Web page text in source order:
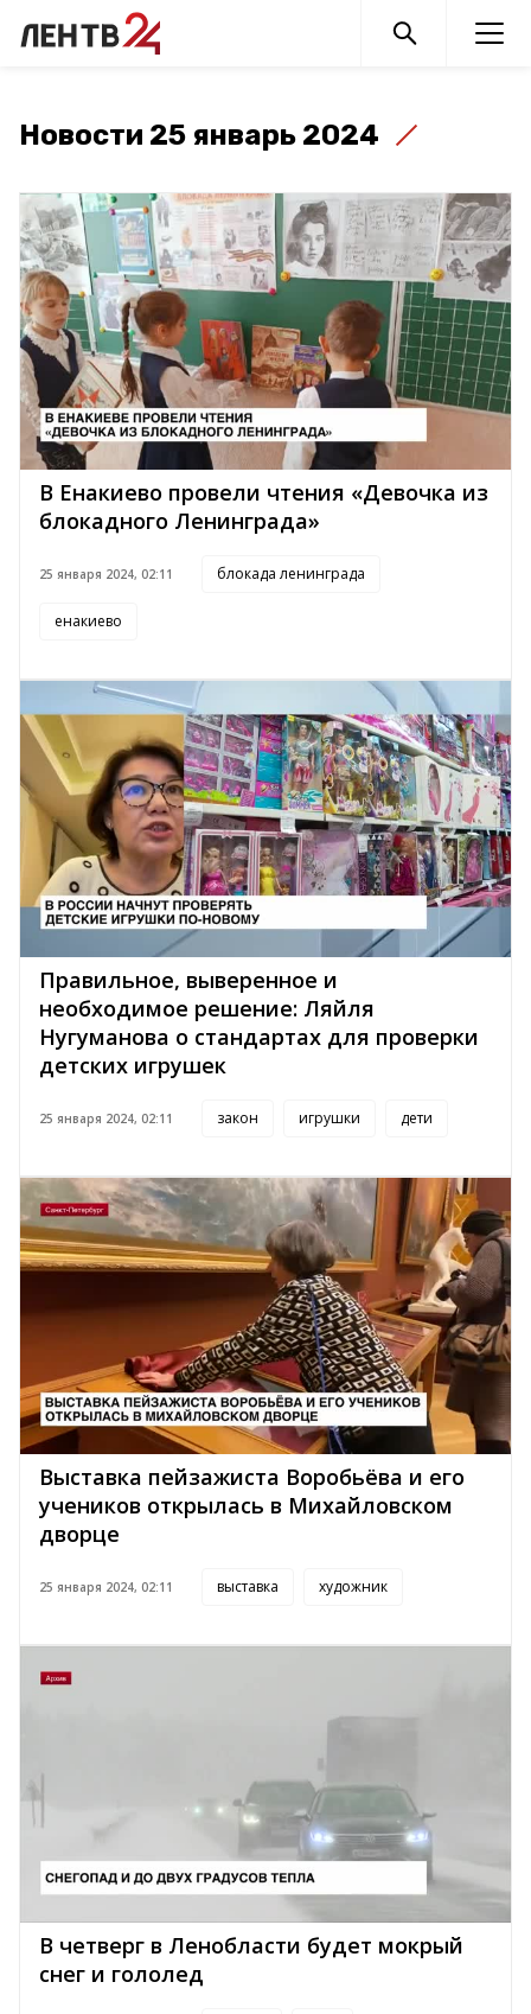
Новости 25 январь 2024
В Енакиево провели чтения «Девочка из
блокадного Ленинграда»
25 января 2024, 02:11 блокада ленинграда
енакиево
Правильное, выверенное и
необходимое решение: Ляйля
Нугуманова о стандартах для проверки
детских игрушек
25 января 2024, 02:11 закон игрушки дети
Выставка пейзажиста Воробьёва и его
учеников открылась в Михайловском
дворце
25 января 2024, 02:11 выставка художник
В четверг в Ленобласти будет мокрый
снег и гололед